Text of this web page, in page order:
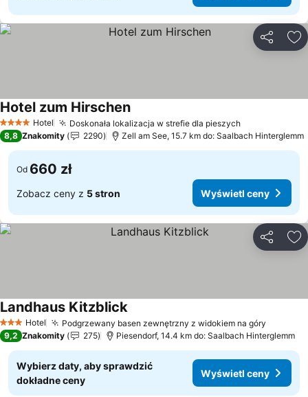
4 KategoriaHotel Doskonała lokalizacja w strefie dla pieszychWyświetl
Hotel zum HirschenWyświetl ceny
8,8 Znakomity 2290 Zell am See, 15.7 km do: Saalbach Hinterglemm
Od 660 zł
Zobacz ceny z 5 stron Wyświetl ceny
3 Kategoria
Hotel Podgrzewany basen zewnętrzny z widokiem na góry
Landhaus KitzblickWyświetl ceny
9,2 Znakomity 275 Piesendorf, 14.4 km do: Saalbach Hinterglemm
Wybierz daty, aby sprawdzić
dokładne ceny
Wyświetl ceny